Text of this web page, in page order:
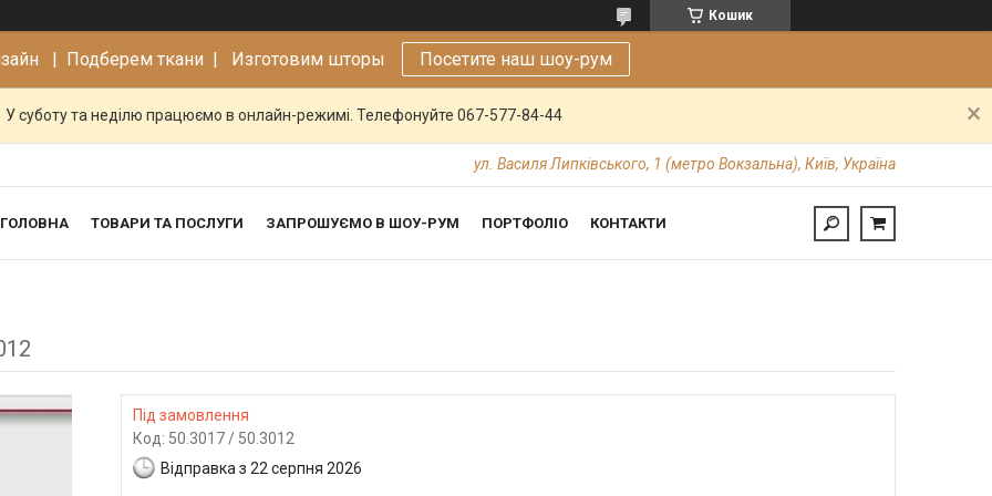
Кошик
| Подберем ткани | Изготовим шторы Посетите наш шоу-рум
У суботу та неділю працюємо в онлайн-режимі. Телефонуйте 067-577-84-44
ул. Василя Липківського, 1 (метро Вокзальна), Київ, Україна
ГОЛОВНА ТОВАРИ ТА ПОСЛУГИ ЗАПРОШУЄМО В ШОУ-РУМ ПОРТФОЛІО КОНТАКТИ
Під замовлення
Код: 50.3017 / 50.3012
Відправка з 22 серпня 2026